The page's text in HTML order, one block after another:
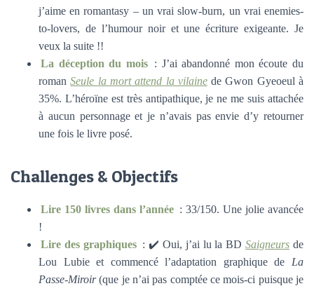
j’aime en romantasy – un vrai slow-burn, un vrai enemies-
to-lovers, de l’humour noir et une écriture exigeante. Je
veux la suite !!
La déception du mois
: J’ai abandonné mon écoute du
romanSeule la mort attend la vilainede Gwon Gyeoeul à
35%. L’héroïne est très antipathique, je ne me suis attachée
à aucun personnage et je n’avais pas envie d’y retourner
une fois le livre posé.
Challenges & Objectifs
Lire 150 livres dans l’année : 33/150. Une jolie avancée
!
Lire des graphiques : ✔️ Oui, j’ai lu la BDSaigneurs de
Lou Lubie et commencé l’adaptation graphique de La
Passe-Miroir(que je n’ai pas comptée ce mois-ci puisque je